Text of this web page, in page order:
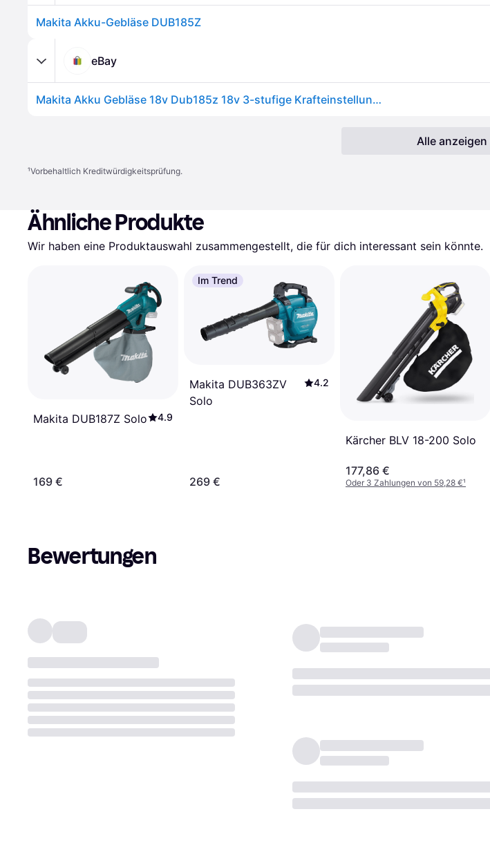
Makita Akku-Gebläse DUB185Z
eBay
Makita Akku Gebläse 18v Dub185z 18v 3-stufige Krafteinstellung Leicht, Handlich
¹Vorbehaltlich Kreditwürdigkeitsprüfung.
Ähnliche Produkte
Wir haben eine Produktauswahl zusammengestellt, die für dich interessant sein könnte.
Makita DUB187Z Solo 4.9
169 €
Im Trend
Makita DUB363ZV
Solo
4.2
269 €
Kärcher BLV 18-200 Solo
177,86 €
Oder 3 Zahlungen von 59,28 €¹
Bewertungen